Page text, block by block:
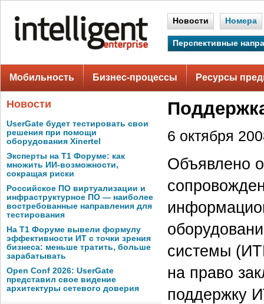
Новости Номера
Перспективные
Мобильность Бизнес-процессы Ресурсы
Новости
UserGate будет тестировать свои
решения при помощи
оборудования Xinertel
Эксперты на Т1 Форуме: как
множить ИИ-возможности,
сокращая риски
Российское ПО виртуализации и
инфраструктурное ПО — наиболее
востребованные направления для
тестирования
На Т1 Форуме вывели формулу
эффективности ИТ с точки зрения
бизнеса: меньше тратить, больше
зарабатывать
Open Conf 2026: UserGate
представил свое видение
архитектуры сетевого доверия
6 октября
Объявлено о
системы
на право
поддержку